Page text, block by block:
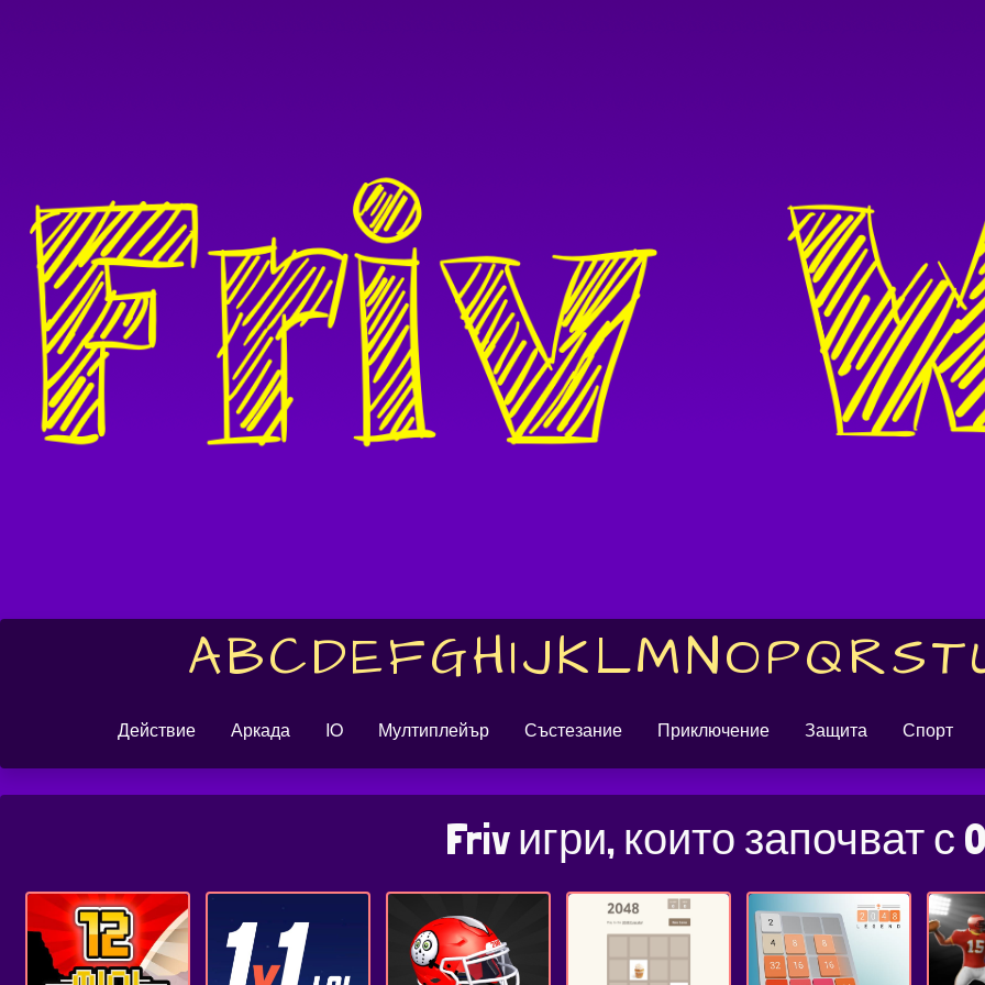
ABCDEFGHIJKLMNOPQRST
Действие Аркада IO Мултиплейър Състезание Приключение Защита Спорт
Friv игри, които започват с